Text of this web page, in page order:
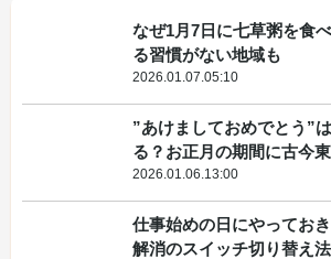
なぜ1月7日に七草粥を食
る習慣がない地域も
2026.01.07.05:10
”あけましておめでとう”
る？お正月の期間に古今
2026.01.06.13:00
仕事始めの日にやってお
解消のスイッチ切り替え法